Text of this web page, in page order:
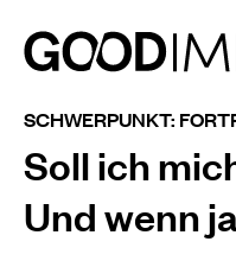
SCHWERPUNKT:
Soll ich
Und wenn